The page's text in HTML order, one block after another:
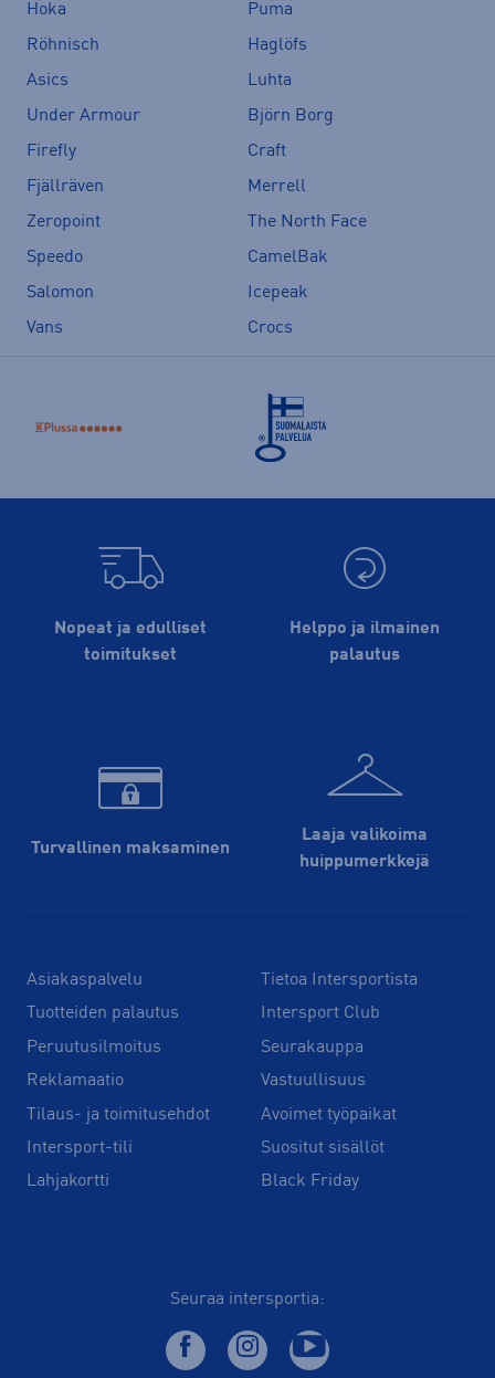
Hoka
Puma
Röhnisch
Haglöfs
Asics
Luhta
Under Armour
Björn Borg
Firefly
Craft
Fjällräven
Merrell
Zeropoint
The North Face
Speedo
CamelBak
Salomon
Icepeak
Vans
Crocs
Nopeat ja edulliset
toimitukset
Helppo ja ilmainen
palautus
Turvallinen maksaminen
Laaja valikoima
huippu­merkkejä
Asiakaspalvelu
Tuotteiden palautus
Peruutusilmoitus
Reklamaatio
Tilaus- ja toimitusehdot
Intersport-tili
Lahjakortti
Tietoa Intersportista
Intersport Club
Seurakauppa
Vastuullisuus
Avoimet työpaikat
Suositut sisällöt
Black Friday
Seuraa intersportia: